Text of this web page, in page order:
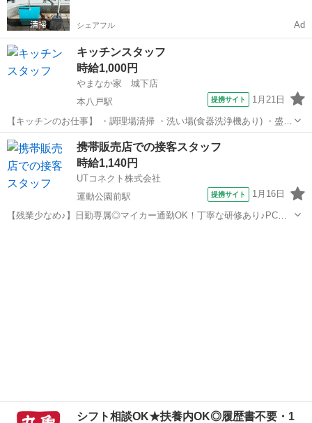
シェアフル Ad
キッチンスタッフ
時給1,000円
やまなか家 城下店
本八戸駅
提携サイト 1月21日
【キッチンのお仕事】 ・調理場清掃 ・洗い場(食器洗浄機あり) ・盛岡
冷麺やビビンバなど調理全般 最初はサラダの盛り付けや 冷麺作りのサ
ポートなど カンタンなところから覚えましょう ［調理未経験の方も安
心］ しっかりしたマ...
青森 八戸市 本八戸駅 レストラン
携帯販売店での接客スタッフ
時給1,140円
UTコネクト株式会社
運動公園前駅
提携サイト 1月16日
【残業少なめ♪】日勤専属◎マイカー通勤OK！丁寧な研修あり♪PC操
シフト相談OK★扶養内OK◎履歴書不要・1